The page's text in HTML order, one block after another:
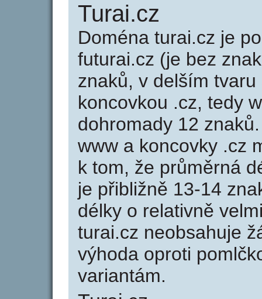
Turai.cz
Doména turai.cz je
futurai.cz (je bez
znaků, v delším
koncovkou .cz, tedy
dohromady 12
www a koncovky .cz
k tom, že průměrná
je přibližně 13-14
délky o relativně
turai.cz neobsahuje
výhoda oproti
variantám.